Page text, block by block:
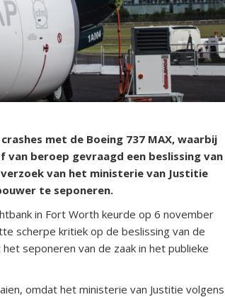
met de Boeing 737 MAX, waarbij
van beroep gevraagd een beslissing van
van het ministerie van Justitie
te seponeren.
in Fort Worth keurde op 6 november
scherpe kritiek op de beslissing van de
seponeren van de zaak in het publieke
omdat het ministerie van Justitie volgens